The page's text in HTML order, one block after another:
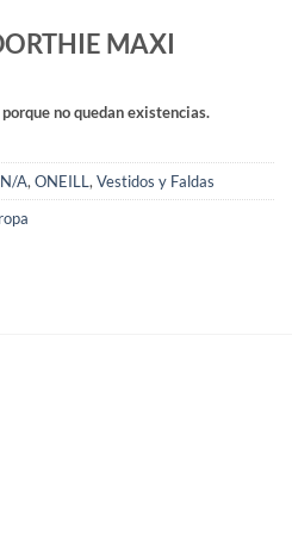
MAXI
no quedan existencias.
N/A, ONEILL , Vestidos y Faldas
ropa